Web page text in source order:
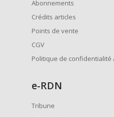
Abonnements
Crédits articles
Points de vente
CGV
Politique de confidentialité
e-RDN
Tribune